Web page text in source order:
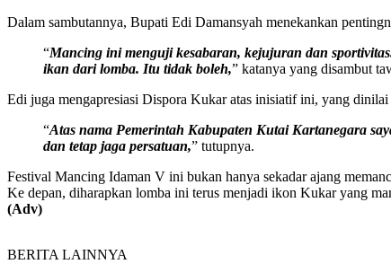
Dalam sambutannya, Bupati Edi Damansyah menekankan
“Mancing ini menguji kesabaran, kejujuran dan
ikan dari lomba. Itu tidak boleh,” katanya yang disambut
Edi juga mengapresiasi Dispora Kukar atas inisiatif ini, yang dinilai
“Atas nama Pemerintah Kabupaten Kutai Kartanegara
dan tetap jaga persatuan,” tutupnya.
Festival Mancing Idaman V ini bukan hanya sekadar ajang
Ke depan, diharapkan lomba ini terus menjadi ikon Kukar yang
(Adv)
BERITA LAINNYA